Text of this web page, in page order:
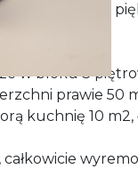
przedstawia
w bloku 3
prawie 50
kuchnię 10
całkowicie